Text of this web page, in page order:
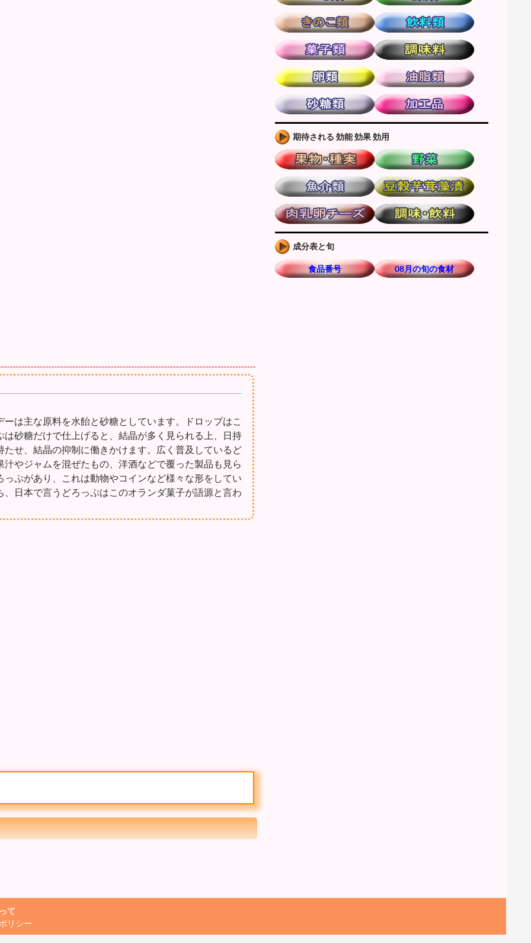
は主な原料を水飴と砂糖としています。ドロップはこ
砂糖だけで仕上げると、結晶が多く見られる上、日持
せ、結晶の抑制に働きかけます。広く普及しているど
やジャムを混ぜたもの、洋酒などで覆った製品も見ら
ぷがあり、これは動物やコインなど様々な形をしてい
日本で言うどろっぷはこのオランダ菓子が語源と言わ
期待される 効能 効果 効用
成分表と旬
食品番号 08月の旬の食材
て
リシー